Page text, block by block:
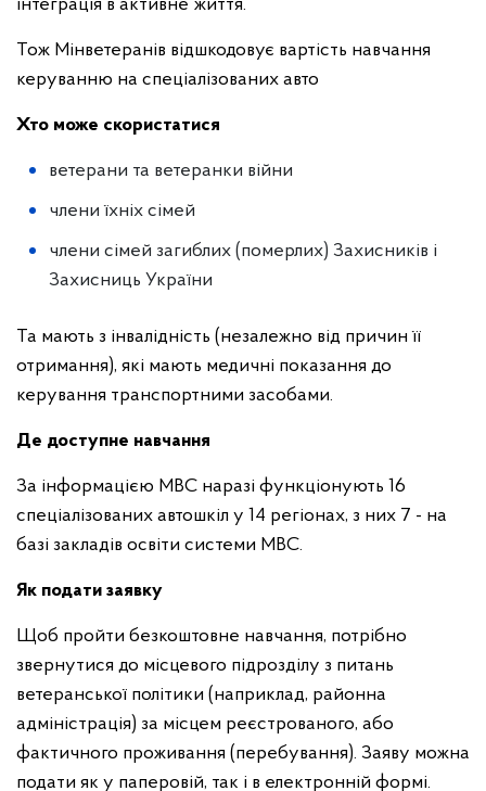
інтеграція в активне життя.
Тож Мінветеранів відшкодовує вартість навчання
керуванню на спеціалізованих авто
Хто може скористатися
ветерани та ветеранки війни
члени їхніх сімей
члени сімей загиблих (померлих) Захисників і
Захисниць України
Та мають з інвалідність (незалежно від причин її
отримання), які мають медичні показання до
керування транспортними засобами.
Де доступне навчання
За інформацією МВС наразі функціонують 16
спеціалізованих автошкіл у 14 регіонах, з них 7 - на
базі закладів освіти системи МВС.
Як подати заявку
Щоб пройти безкоштовне навчання, потрібно
звернутися до місцевого підрозділу з питань
ветеранської політики (наприклад, районна
адміністрація) за місцем реєстрованого, або
фактичного проживання (перебування). Заяву можна
подати як у паперовій, так і в електронній формі.